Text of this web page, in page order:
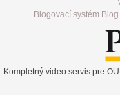
Blogovací systém
Kompletný video servis pre